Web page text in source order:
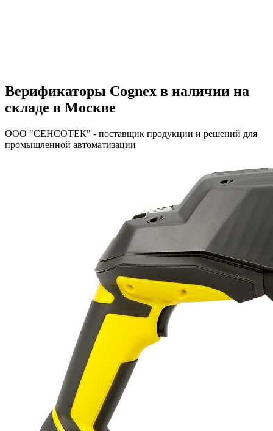
Верификаторы Cognex в наличии на
складе в Москве
ООО "СЕНСОТЕК" - поставщик продукции и решений для
промышленной автоматизации